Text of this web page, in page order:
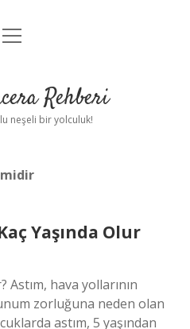
Uyarı
menüyü
Rehberi
neşeli bir yolculuk!
Yaşında Olur
Astım, hava yollarının
zorluğuna neden olan
astım, 5 yaşından